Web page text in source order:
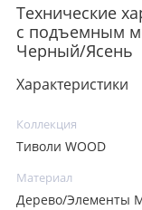
Технические
с подъемным
Черный/Ясень
Характеристики
Коллекция
Тиволи WOOD
Материал
Дерево/Элементы